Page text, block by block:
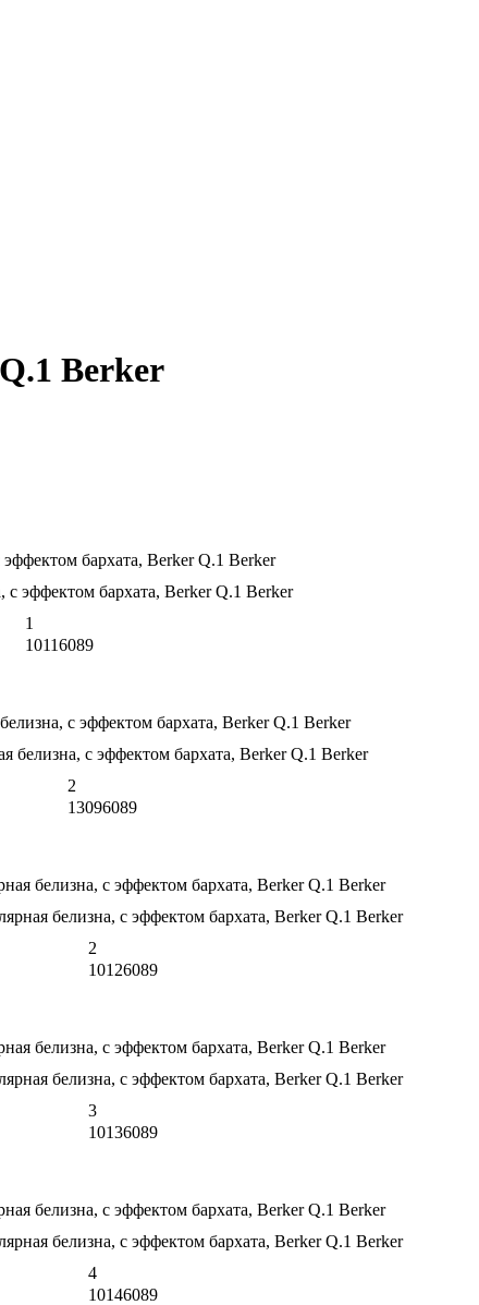
Berker
бархата, Berker Q.1 Berker
1
10116089
с эффектом бархата, Berker Q.1 Berker
2
13096089
белизна, с эффектом бархата, Berker Q.1 Berker
2
10126089
белизна, с эффектом бархата, Berker Q.1 Berker
3
10136089
белизна, с эффектом бархата, Berker Q.1 Berker
4
10146089